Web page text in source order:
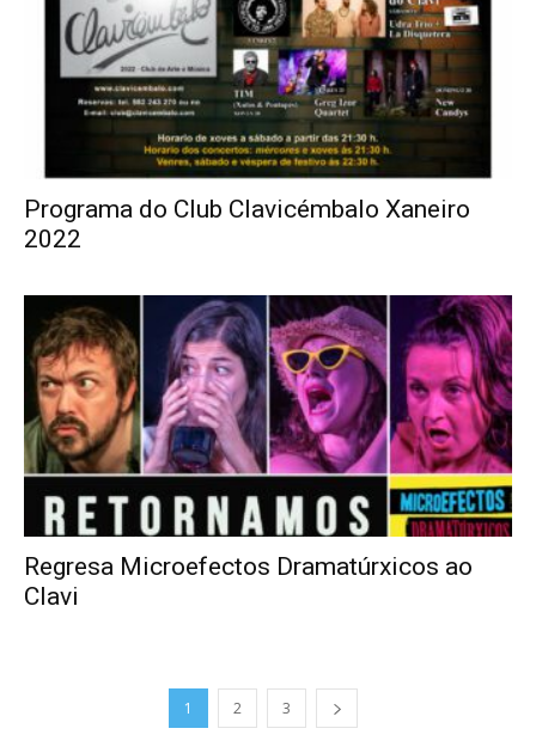
Programa do Club Clavicémbalo Xaneiro
2022
Regresa Microefectos Dramatúrxicos ao
Clavi
1 2 3